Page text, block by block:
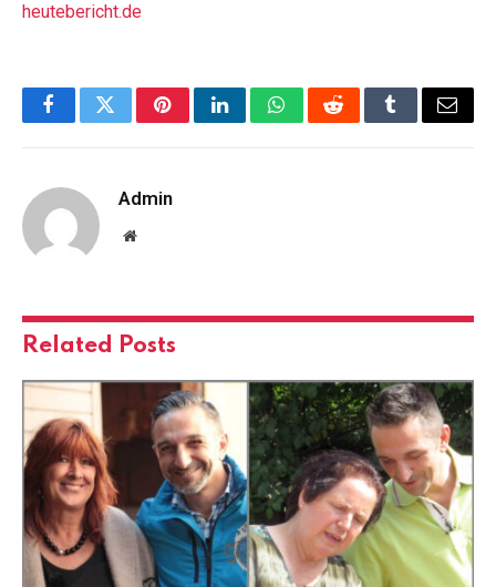
heutebericht.de
FacebookTwitterPinterestLinkedInWhatsAppRedditTumblrEmail
Admin
Website
Related Posts